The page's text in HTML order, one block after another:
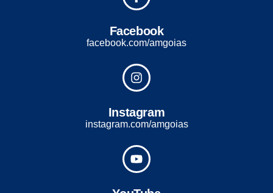
Facebook
facebook.com/amgoias
Instagram
instagram.com/amgoias